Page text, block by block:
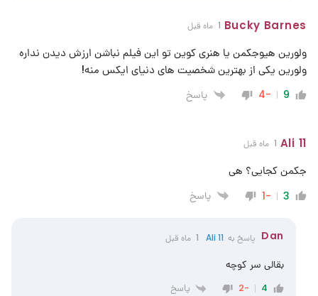
Bucky Barnes 1 ماه قبل
ولورین هیوجکمن یا هنری کوین تو این فیلم نباشن ارزش دیدن نداره
ولورین یکی از بهترین شخصیت های دنیای ایکس منه!
9
-4 پاسخ
Ali 11 1 ماه قبل
جکمن کجایی؟ هی
3
-1 پاسخ
Dan پاسخ به Ali 11 1 ماه قبل
بقالی سر کوچه
4
-2 پاسخ